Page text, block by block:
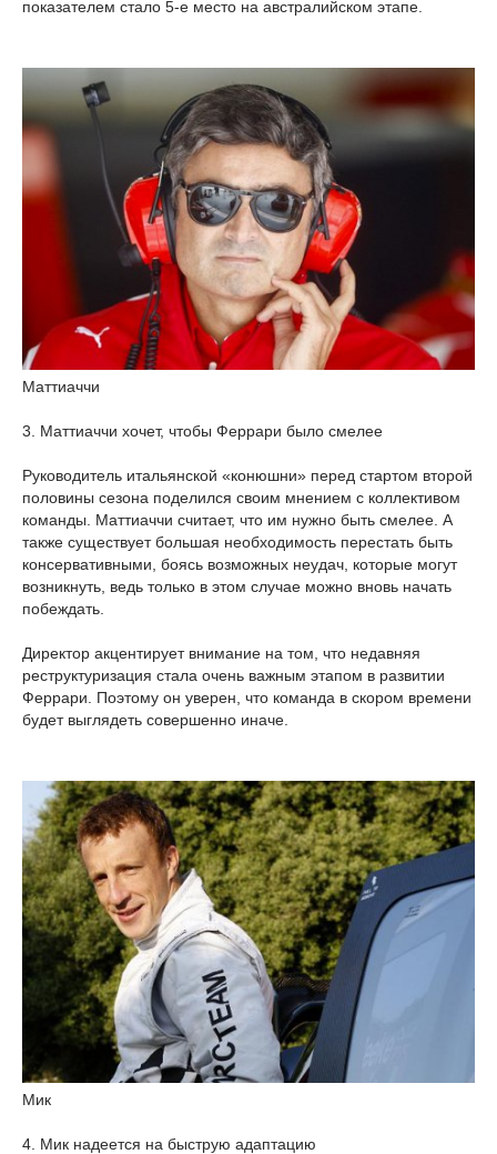
показателем стало 5-е место на австралийском этапе.
Маттиаччи
3. Маттиаччи хочет, чтобы Феррари было смелее
Руководитель итальянской «конюшни» перед стартом второй
половины сезона поделился своим мнением с коллективом
команды. Маттиаччи считает, что им нужно быть смелее. А
также существует большая необходимость перестать быть
консервативными, боясь возможных неудач, которые могут
возникнуть, ведь только в этом случае можно вновь начать
побеждать.
Директор акцентирует внимание на том, что недавняя
реструктуризация стала очень важным этапом в развитии
Феррари. Поэтому он уверен, что команда в скором времени
будет выглядеть совершенно иначе.
Мик
4. Мик надеется на быструю адаптацию